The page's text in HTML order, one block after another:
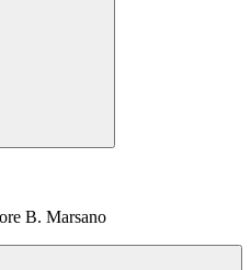
B. Marsano